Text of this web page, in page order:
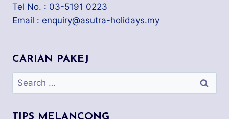
Tel No. : 03-5191 0223
Email : enquiry@asutra-holidays.my
CARIAN PAKEJ
Search
for: